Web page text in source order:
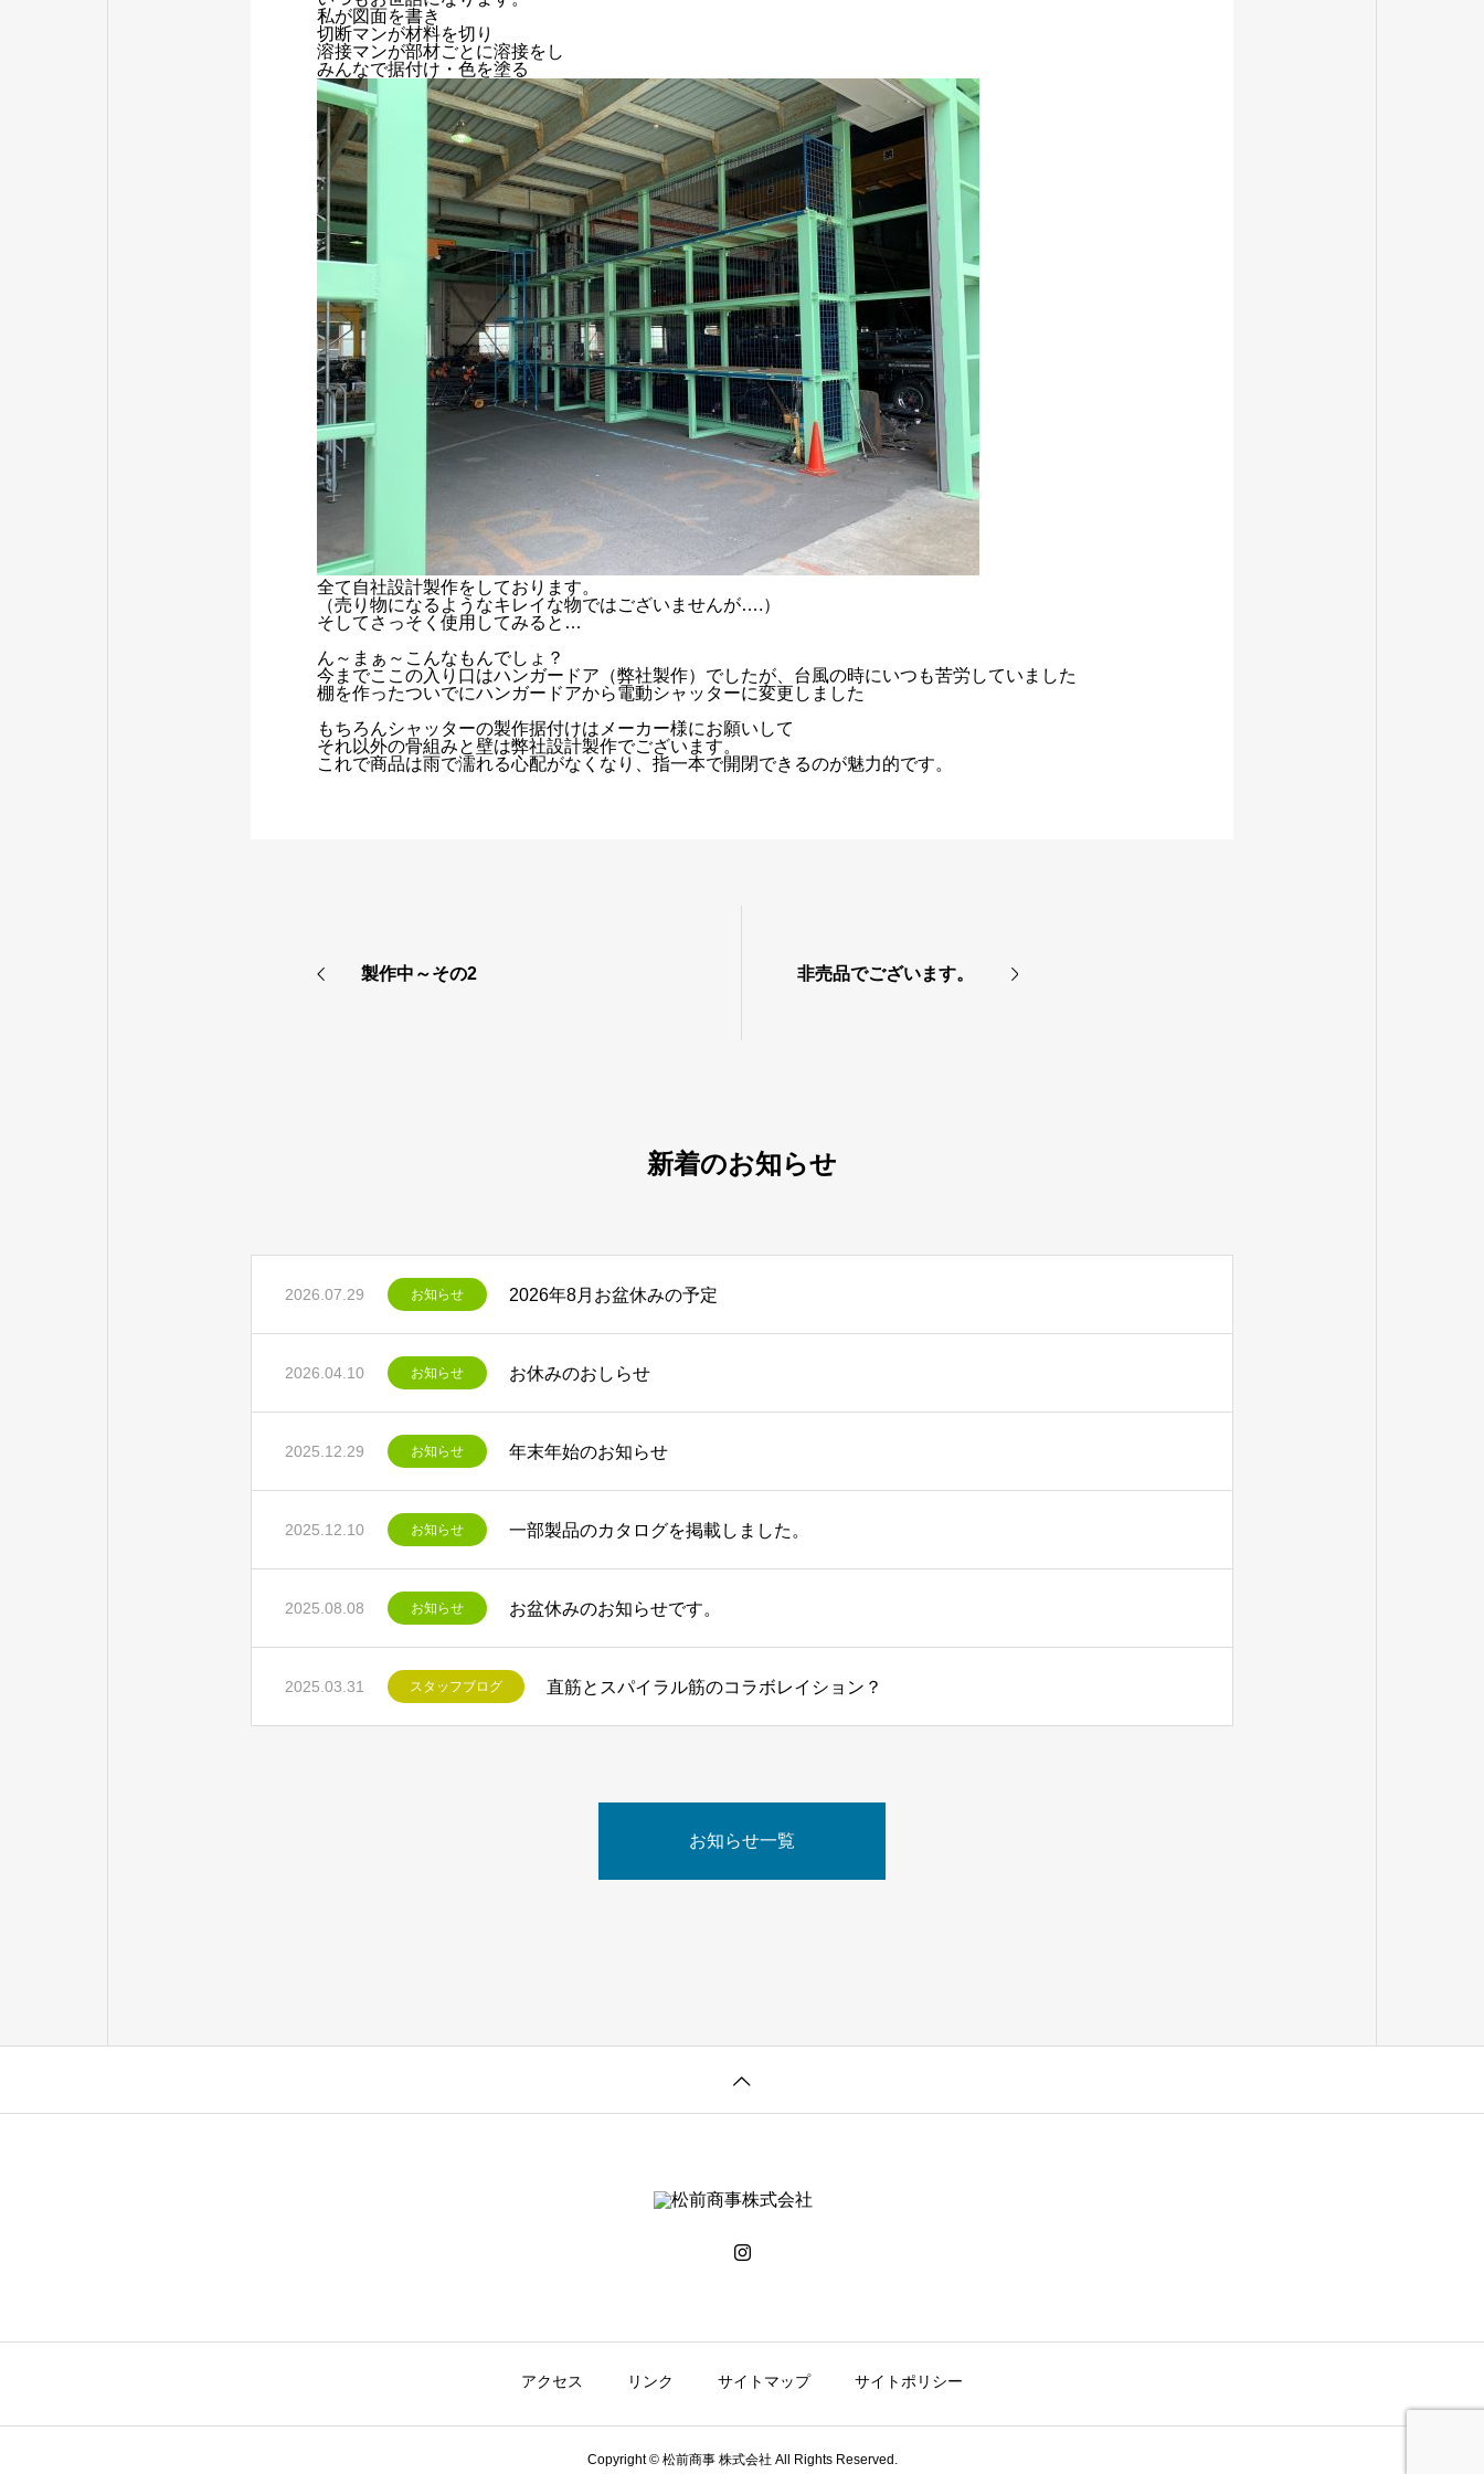
私が図面を書き
切断マンが材料を切り
溶接マンが部材ごとに溶接をし
みんなで据付け・色を塗る
全て自社設計製作をしております。
（売り物になるようなキレイな物ではございませんが….）
そしてさっそく使用してみると…
ん～まぁ～こんなもんでしょ？
今までここの入り口はハンガードア（弊社製作）でしたが、台風の時にいつも苦労していました
棚を作ったついでにハンガードアから電動シャッターに変更しました
もちろんシャッターの製作据付けはメーカー様にお願いして
それ以外の骨組みと壁は弊社設計製作でございます。
これで商品は雨で濡れる心配がなくなり、指一本で開閉できるのが魅力的です。
製作中～その2 非売品でございます。
新着のお知らせ
2026.07.29 お知らせ 2026年8月お盆休みの予定
2026.04.10 お知らせ お休みのおしらせ
2025.12.29 お知らせ 年末年始のお知らせ
2025.12.10 お知らせ 一部製品のカタログを掲載しました。
2025.08.08 お知らせ お盆休みのお知らせです。
2025.03.31 スタッフブログ 直筋とスパイラル筋のコラボレイション？
お知らせ一覧
アクセス リンク サイトマップ サイトポリシー
Copyright © 松前商事 株式会社 All Rights Reserved.